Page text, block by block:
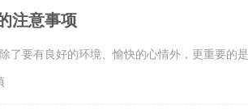
注意事项
了要有良好的环境、愉快的心情外，更重要的